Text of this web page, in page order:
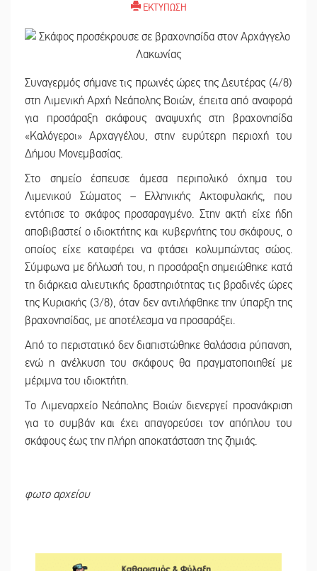
ΕΚΤΥΠΩΣΗ
Συναγερμός σήμανε τις πρωινές ώρες της Δευτέρας (4/8)
στη Λιμενική Αρχή Νεάπολης Βοιών, έπειτα από αναφορά
για προσάραξη σκάφους αναψυχής στη βραχονησίδα
«Καλόγεροι» Αρχαγγέλου, στην ευρύτερη περιοχή του
Δήμου Μονεμβασίας.
Στο σημείο έσπευσε άμεσα περιπολικό όχημα του
Λιμενικού Σώματος – Ελληνικής Ακτοφυλακής, που
εντόπισε το σκάφος προσαραγμένο. Στην ακτή είχε ήδη
αποβιβαστεί ο ιδιοκτήτης και κυβερνήτης του σκάφους, ο
οποίος είχε καταφέρει να φτάσει κολυμπώντας σώος.
Σύμφωνα με δήλωσή του, η προσάραξη σημειώθηκε κατά
τη διάρκεια αλιευτικής δραστηριότητας τις βραδινές ώρες
της Κυριακής (3/8), όταν δεν αντιλήφθηκε την ύπαρξη της
βραχονησίδας, με αποτέλεσμα να προσαράξει.
Από το περιστατικό δεν διαπιστώθηκε θαλάσσια ρύπανση,
ενώ η ανέλκυση του σκάφους θα πραγματοποιηθεί με
μέριμνα του ιδιοκτήτη.
Το Λιμεναρχείο Νεάπολης Βοιών διενεργεί προανάκριση
για το συμβάν και έχει απαγορεύσει τον απόπλου του
σκάφους έως την πλήρη αποκατάσταση της ζημιάς.
φωτο αρχείου